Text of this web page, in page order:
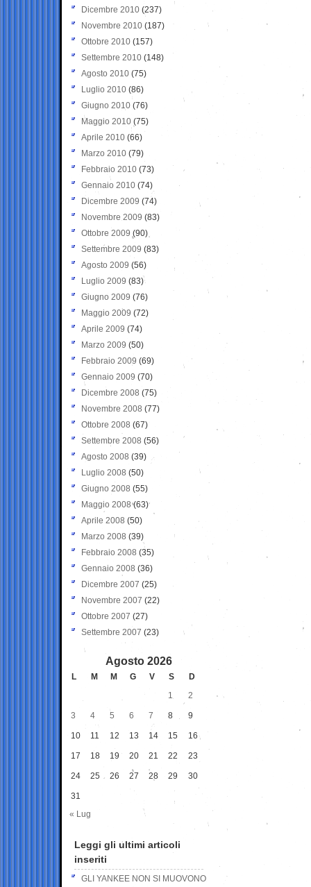
Dicembre 2010 (237)
Novembre 2010 (187)
Ottobre 2010 (157)
Settembre 2010 (148)
Agosto 2010 (75)
Luglio 2010 (86)
Giugno 2010 (76)
Maggio 2010 (75)
Aprile 2010 (66)
Marzo 2010 (79)
Febbraio 2010 (73)
Gennaio 2010 (74)
Dicembre 2009 (74)
Novembre 2009 (83)
Ottobre 2009 (90)
Settembre 2009 (83)
Agosto 2009 (56)
Luglio 2009 (83)
Giugno 2009 (76)
Maggio 2009 (72)
Aprile 2009 (74)
Marzo 2009 (50)
Febbraio 2009 (69)
Gennaio 2009 (70)
Dicembre 2008 (75)
Novembre 2008 (77)
Ottobre 2008 (67)
Settembre 2008 (56)
Agosto 2008 (39)
Luglio 2008 (50)
Giugno 2008 (55)
Maggio 2008(63)
Aprile 2008 (50)
Marzo 2008 (39)
Febbraio 2008 (35)
Gennaio 2008 (36)
Dicembre 2007 (25)
Novembre 2007 (22)
Ottobre 2007 (27)
Settembre 2007 (23)
Agosto 2026
L M M G V S
D
1
2
3 4 5 6 7 8 9
10 11 12 13 14 15 16
17 18 19 20 21 22 23
24 25 26 27 28 29 30
31
« Lug
Leggi gli ultimi articoli
inseriti
GLI YANKEE NON SI MUOVONO